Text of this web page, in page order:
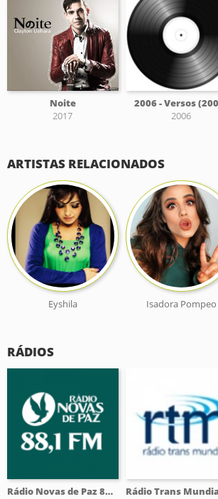
Noite
2017
2006 - Versos
2006
ARTISTAS RELACIONADOS
Eyshila Isadora Pompeo
RÁDIOS
Rádio Novas de Paz 88.1 FM